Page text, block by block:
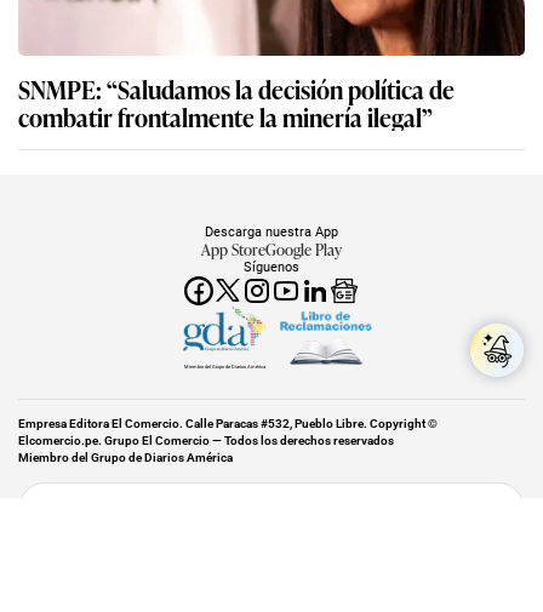
SNMPE: “Saludamos la decisión política de
combatir frontalmente la minería ilegal”
Síguenos
Descarga nuestra App
App StoreGoogle Play
Miembro del Grupo de Diarios América
Empresa Editora El Comercio. Calle Paracas #532, Pueblo Libre. Copyright ©
Elcomercio.pe. Grupo El Comercio — Todos los derechos reservados
Miembro del Grupo de Diarios América